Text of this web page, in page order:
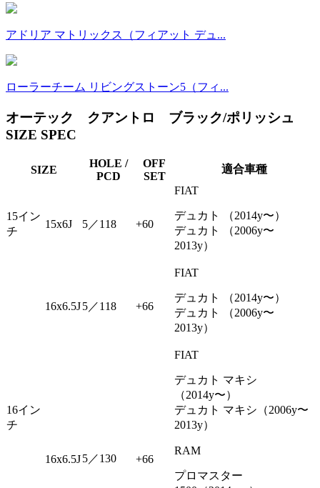
アドリア マトリックス（フィアット デュ...
ローラーチーム リビングストーン5（フィ...
オーテック クアントロ ブラック/ポリッシュ
SIZE SPEC
SIZE
HOLE /
PCD
OFF
SET
適合車種
15イン
チ
15x6J 5／118 +60
FIAT
デュカト （2014y〜）
デュカト （2006y〜
2013y）
16イン
チ
16x6.5J5／118 +66
FIAT
デュカト （2014y〜）
デュカト （2006y〜
2013y）
16x6.5J5／130 +66
FIAT
デュカト マキシ
（2014y〜）
デュカト マキシ（2006y〜
2013y）
RAM
プロマスター